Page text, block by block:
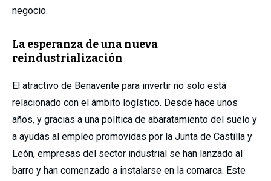
negocio.
La esperanza de una nueva
reindustrialización
El atractivo de Benavente para invertir no solo está
relacionado con el ámbito logístico. Desde hace unos
años, y gracias a una política de abaratamiento del suelo y
a ayudas al empleo promovidas por la Junta de Castilla y
León, empresas del sector industrial se han lanzado al
barro y han comenzado a instalarse en la comarca. Este